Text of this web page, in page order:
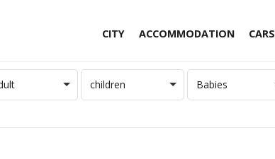
CITY ACCOMMODATION CARS
children Babies